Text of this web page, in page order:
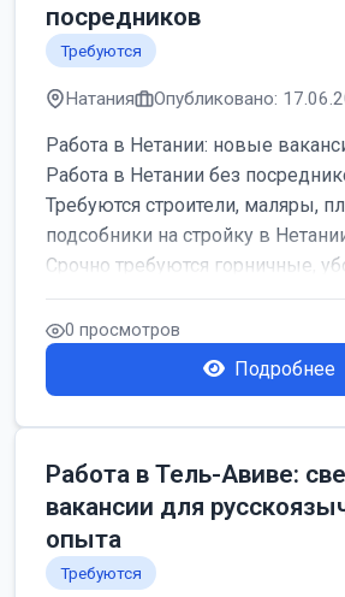
посредников
Требуются
Натания Опубликовано:
Работа в Нетании: новые
Работа в Нетании без
Требуются строители, маляры,
подсобники на стройку в
Срочно требуются горничные,
0 просмотров
Подробнее
Работа в Тель-Авиве:
вакансии для
опыта
Требуются